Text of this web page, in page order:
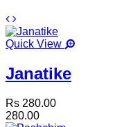
Quick View
Janatike
Rs 280.00
280.00